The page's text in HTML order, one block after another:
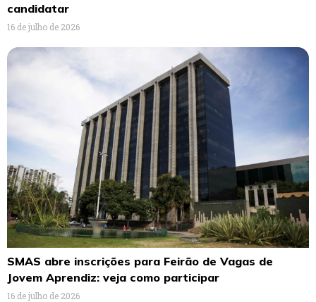
candidatar
16 de julho de 2026
SMAS abre inscrições para Feirão de Vagas de
Jovem Aprendiz: veja como participar
16 de julho de 2026